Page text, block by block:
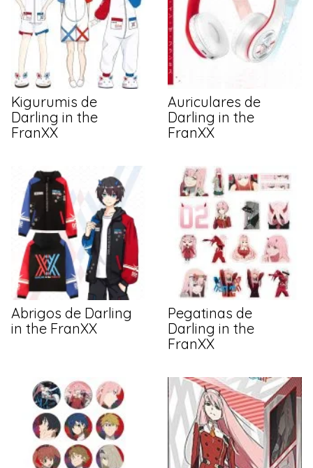
Kigurumis de
Darling in the
FranXX
Auriculares de
Darling in the
FranXX
Abrigos de Darling
in the FranXX
Pegatinas de
Darling in the
FranXX